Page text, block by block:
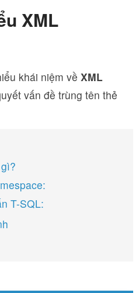
XML
khái niệm về XML
vấn đề trùng tên thẻ
T-SQL: